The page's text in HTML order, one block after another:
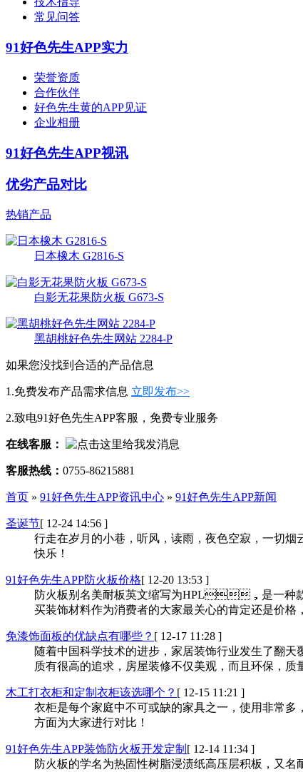
常见问答
91好色先生APP实力
荣誉资质
合作伙伴
好色先生黄的APP见证
企业相册
91好色先生APP视讯
优劣产品对比
热销产品
日本橡木 G2816-S
白影无花果防火板 G673-S
黑胡桃好色先生网站 2284-P
如果您没找到合适的产品信息
1.免费发布产品需求信息 立即发布>>
2.致电91好色先生APP客服，免费专业服务
在线客服：
客服热线： 0755-86215881
首页 » 91好色先生APP资讯中心 » 91好色先生APP新闻
圣诞节[ 12-24 14:56 ]
行走在岁月的小巷，听风，读雨，夜色空寂，一切烟云
快乐！
91好色先生APP防火板价格[ 12-20 13:53 ]
防火板别名美耐板英文缩写为HPL，是一种款式
买装饰材料作为消费者的大家最关心的肯定还是价格
免漆饰面板的优缺点有哪些？ [ 12-17 11:28 ]
随着中国科学技术的进步，家居装饰行业发生了翻天覆
质有很高的追求，房屋装修不仅美观，而且环保，质
木工打衣柜和定制衣柜该选哪个？ [ 12-15 11:21 ]
衣柜是每个家庭中不可或缺的家具之一，使用非常多
方面为大家进行对比！
91好色先生APP装饰防火板开发定制 [ 12-14 11:34 ]
防火板的学名为热固性树脂浸渍纸高压层积板，又名耐